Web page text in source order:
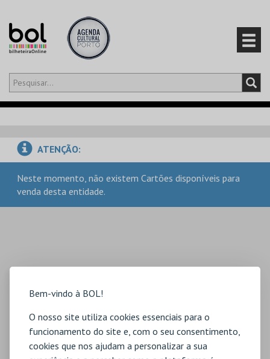
Bem-vindo à BOL!
O nosso site utiliza cookies essenciais para o
funcionamento do site e, com o seu consentimento,
cookies que nos ajudam a personalizar a sua
Olá,iniciar sessão
EVENTOS
CARTÕES
ATENÇÃO:
Neste momento, não existem Cartões disponíveis para
venda desta entidade.